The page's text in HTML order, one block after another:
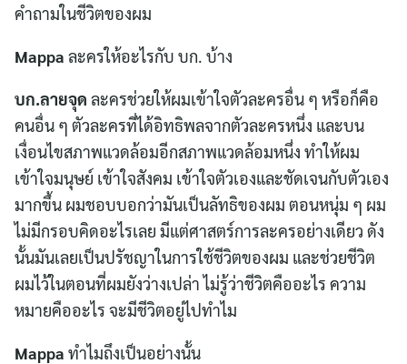
คำถามในชีวิตของผม
Mappa ละครให้อะไรกับ บก. บ้าง
บก.ลายจุด ละครช่วยให้ผมเข้าใจตัวละครอื่น ๆ หรือก็คือ
คนอื่น ๆ ตัวละครที่ได้อิทธิพลจากตัวละครหนึ่ง และบน
เงื่อนไขสภาพแวดล้อมอีกสภาพแวดล้อมหนึ่ง ทำให้ผม
เข้าใจมนุษย์ เข้าใจสังคม เข้าใจตัวเองและชัดเจนกับตัวเอง
มากขึ้น ผมชอบบอกว่ามันเป็นลัทธิของผม ตอนหนุ่ม ๆ ผม
ไม่มีกรอบคิดอะไรเลย มีแต่ศาสตร์การละครอย่างเดียว ดัง
นั้นมันเลยเป็นปรัชญาในการใช้ชีวิตของผม และช่วยชีวิต
ผมไว้ในตอนที่ผมยังว่างเปล่า ไม่รู้ว่าชีวิตคืออะไร ความ
หมายคืออะไร จะมีชีวิตอยู่ไปทำไม
Mappa ทำไมถึงเป็นอย่างนั้น